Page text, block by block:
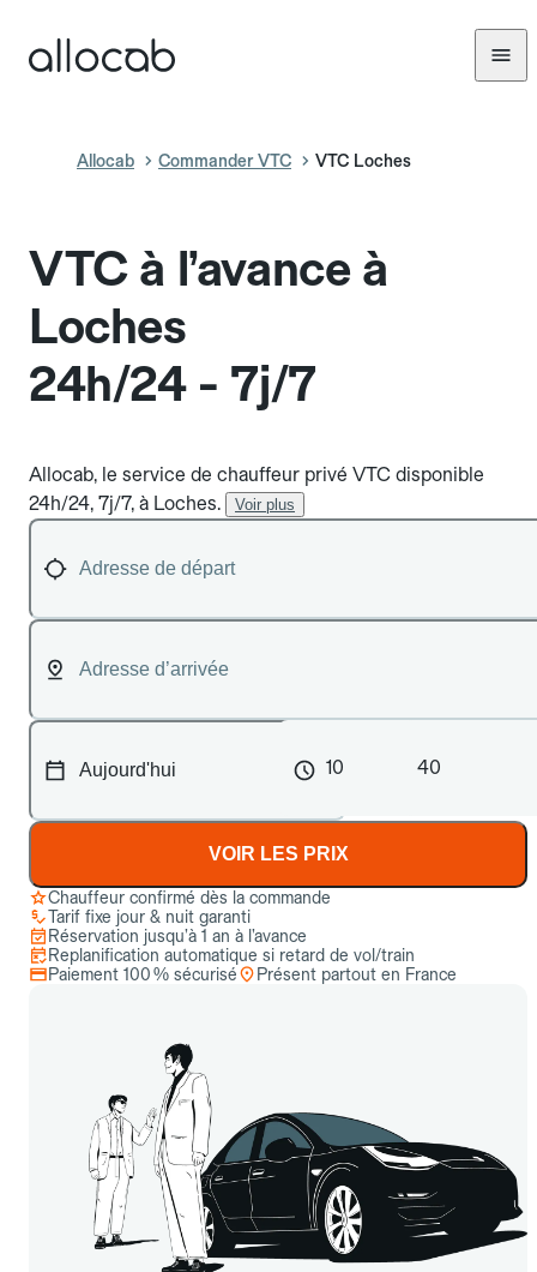
Allocab Commander VTC VTC Loches
VTC à l’avance à
Loches
24h/24 - 7j/7
Allocab, le service de chauffeur privé VTC disponible
24h/24, 7j/7, à Loches.
Voir plus
10 40
VOIR LES PRIX
Chauffeur confirmé dès la commande
Tarif fixe jour & nuit garanti
Réservation jusqu’à 1 an à l’avance
Replanification automatique si retard de vol/train
Paiement 100 % sécurisé
Présent partout en France